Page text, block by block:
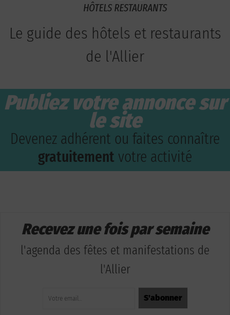
Le guide des hôtels et restaurants
de l'Allier
Publiez votre annonce sur
le site
Devenez adhérent ou faites connaître
gratuitement votre activité
Recevez une fois par semaine
l'agenda des fêtes et manifestations de
l'Allier